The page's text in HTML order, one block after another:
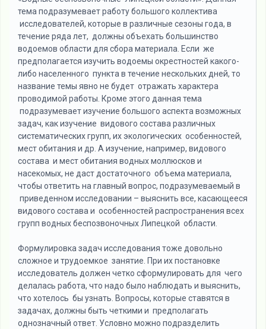
тема подразумевает работу большого коллектива
исследователей, которые в различные сезоны года, в
течение ряда лет, должны объехать большинство
водоемов области для сбора материала. Если же
предполагается изучить водоемы окрестностей какого-
либо населенного пункта в течение нескольких дней, то
название темы явно не будет отражать характера
проводимой работы. Кроме этого данная тема
подразумевает изучение большого аспекта возможных
задач, как изучение видового состава различных
систематических групп, их экологических особенностей,
мест обитания и др. А изучение, например, видового
состава и мест обитания водных моллюсков и
насекомых, не даст достаточного объема материала,
чтобы ответить на главный вопрос, подразумеваемый в
приведенном исследовании – выяснить все, касающееся
видового состава и особенностей распространения всех
групп водных беспозвоночных Липецкой области.
Формулировка задач исследования тоже довольно
сложное и трудоемкое занятие. При их постановке
исследователь должен четко сформулировать для чего
делалась работа, что надо было наблюдать и выяснить,
что хотелось бы узнать. Вопросы, которые ставятся в
задачах, должны быть четкими и предполагать
однозначный ответ. Условно можно подразделить